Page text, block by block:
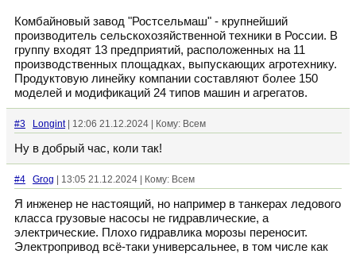
Комбайновый завод "Ростсельмаш" - крупнейший
производитель сельскохозяйственной техники в России. В
группу входят 13 предприятий, расположенных на 11
производственных площадках, выпускающих агротехнику.
Продуктовую линейку компании составляют более 150
моделей и модификаций 24 типов машин и агрегатов.
#3 Longint| 12:06 21.12.2024 | Кому: Всем
Ну в добрый час, коли так!
#4 Grog | 13:05 21.12.2024 | Кому: Всем
Я инженер не настоящий, но например в танкерах ледового
класса грузовые насосы не гидравлические, а
электрические. Плохо гидравлика морозы переносит.
Электропривод всё-таки универсальнее, в том числе как